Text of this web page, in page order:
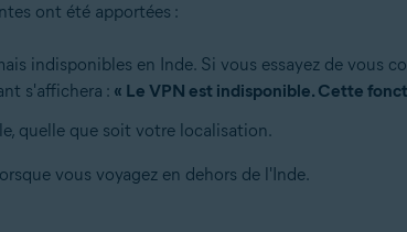
ont été apportées :
indisponibles en Inde. Si vous essayez de
s'affichera : « Le VPN est indisponible. Cette
quelle que soit votre localisation.
vous voyagez en dehors de l'Inde.